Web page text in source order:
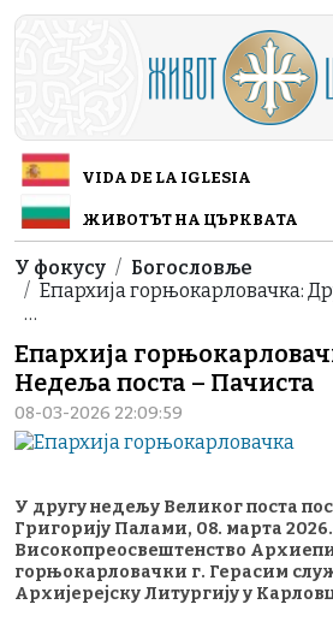
Skip to main content
VIDA DE LA IGLESIA
ЖИВОТЪТ НА ЦЪРКВАТА
Breadcrumb
У фокусу
Богословље
Епархија горњокарловачка:
…
Епархија
Недеља поста – Пачиста
08-03-2026 22:09:59
У другу недељу Великог поста
Григорију Палами, 08. марта
Високопреосвештенство
горњокарловачки г. Герасим
Архијерејску Литургију у